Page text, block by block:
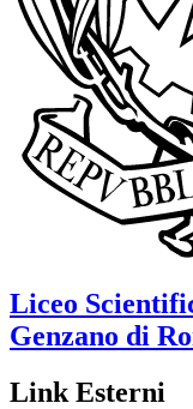
Liceo
Genzano di
Link Esterni